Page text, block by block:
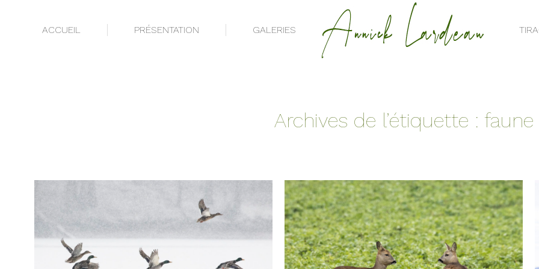
ACCUEIL PRÉSENTATION GALERIES
Archives de l’étiquette : faune
ACCUEIL PRÉSENTATION GALERIES